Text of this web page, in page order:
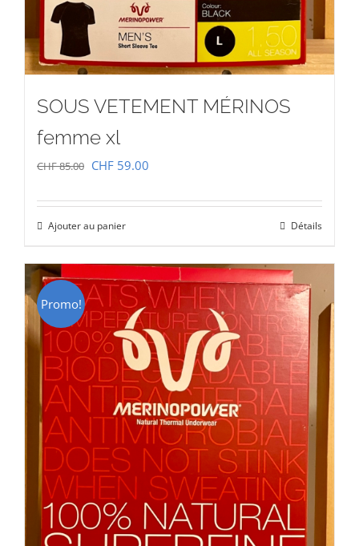
SOUS VETEMENT MÉRINOS
femme xl
CHF85.00 Le
était :
CHF 85.00.
CHF 59.00
CHF 59.00.
Ajouter au panier Détails
Promo!